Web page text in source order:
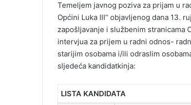
Temeljem javnog poziva za prijam u
Općini Luka III“ objavljenog dana 13.
zapošljavanje i službenim stranicama
intervjua za prijem u radni odnos-
starijim osobama i/ili odraslim
sljedeća kandidatkinja:
LISTA KANDIDATA